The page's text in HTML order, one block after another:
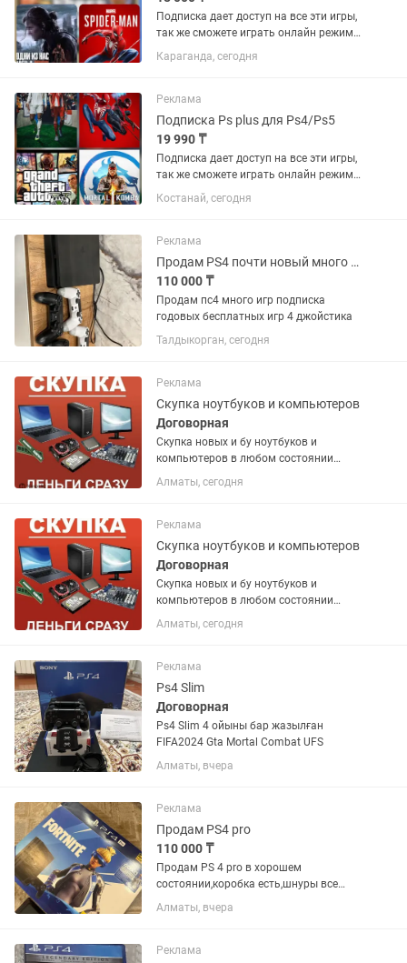
Подписка дает доступ на все эти игры,
так же сможете играть онлайн режиме.
Хорошо сэкономитьте если купите
подписку. Цена на 12 месяцев :
19,000 тг Ps4 -...
Караганда, сегодня
Реклама
Подписка Ps plus для Ps4/Ps5
19 990 ₸
Подписка дает доступ на все эти игры,
так же сможете играть онлайн режиме.
Хорошо сэкономитьте если купите
подписку. Mortal Kombat 1, Cyberpunk
Morales (2020)...
Костанай, сегодня
Реклама
Продам PS4 почти новый много игр
110 000 ₸
Продам пс4 много игр подписка
годовых бесплатных игр 4 джойстика
Талдыкорган, сегодня
Реклама
Скупка ноутбуков и компьютеров
Договорная
Скупка новых и бу ноутбуков и
компьютеров в любом состоянии
также выкуп игровых приставок PS4,
PS5, X-Box, Nintendo, телевизоров и
предварительно высылайте фото и...
Алматы, сегодня
Реклама
Скупка ноутбуков и компьютеров
Договорная
Скупка новых и бу ноутбуков и
компьютеров в любом состоянии
также выкуп игровых приставок PS4,
PS5, X-Box, Nintendo, телевизоров и
предводительно высылайте фото и...
Алматы, сегодня
Реклама
Ps4 Slim
Договорная
Ps4 Slim 4 ойыны бар жазылған
FIFA2024 Gta Mortal Combat UFS
Алматы, вчера
Реклама
Продам PS4 pro
110 000 ₸
Продам PS 4 pro в хорошем
состоянии,коробка есть,шнуры все
есть,зарядка для джойстиков в
подарок,джойстика 3 в комплекте и
отдаю,в подарок игра GTA5
Алматы, вчера
Реклама